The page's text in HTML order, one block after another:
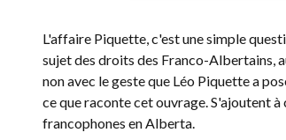
L'affaire Piquette, c'est une simple
sujet des droits des Franco-Albertains,
non avec le geste que Léo Piquette a
ce que raconte cet ouvrage. S'ajoutent
francophones en Alberta.